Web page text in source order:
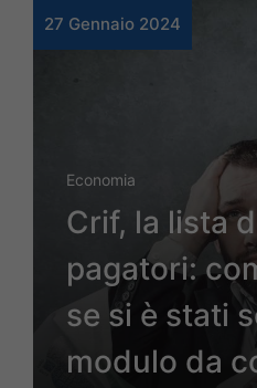
27 Gennaio 2024
Economia
Crif, la lista
pagatori:
se si è stati
modulo da